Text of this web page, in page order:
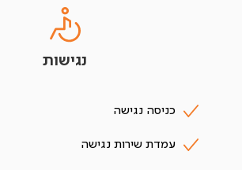
נגישות
כניסה נגישה
עמדת שירות נגישה